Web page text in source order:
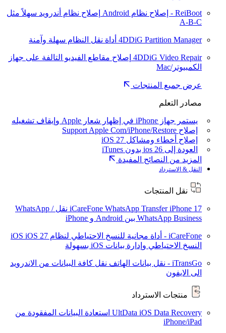
ReiBoot - إصلاح نظام Android
إصلاح نظام أندرويد سهلاً مثل
A-B-C
4DDiG Partition Manager أداة نقل النظام سهلة وآمنة
4DDiG Video Repair إصلاح مقاطع الفيديو التالفة على جهاز
الكمبيوتر/Mac
عرض جميع المنتجات
مصادر التعلم
يستمر جهاز iPhone في إظهار شعار Apple وإيقاف تشغيله
إصلاح Support Apple Com/iPhone/Restore
إصلاح أخطاء ومشاكل iOS 27
العودة إلى ios 26 بدون iTunes
المزيد من النصائح المفيدة
النقل & الاسترداد
نقل المنتجات
iCareFone WhatsApp TransferiPhone 17
نقل WhatsApp /
WhatsApp Business بين Android و iPhone
iCareFone - أداة مجانية للنسخ الاحتياطي لنظام iOS
iOS 27
النسخ الاحتياطي وإدارة بيانات iOS بسهولة
iTransGo - نقل بيانات الهاتف
نقل كافة البيانات من الاندرويد
الى الايفون
منتجات الاسترداد
UltData iOS Data Recovery استعادة البيانات المفقودة من
iPhone/iPad